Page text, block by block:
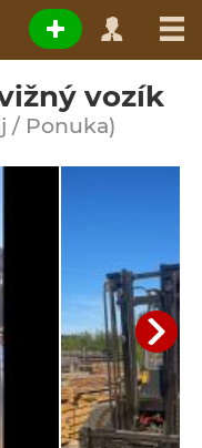
vozík
/ Ponuka)